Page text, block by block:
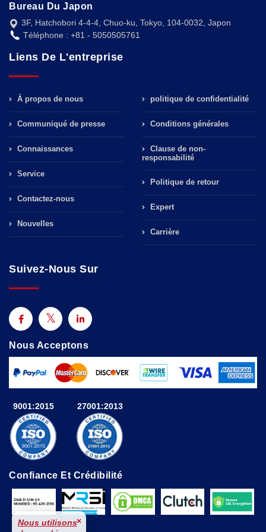
Bureau Du Japon
3F, Hatchobori 4-4-4, Chuo-ku, Tokyo, 104-0032, Japon
Téléphone : +81 - 5050505761
Liens De L'entreprise
À propos de nous
Communiqué de presse
Connaissances
Service
Contactez-nous
Nouvelles
politique de confidentialité
Conditions générales
Clause de non-
responsabilité
Politique de retour
Expert
Carrière
Suivez-Nous Sur
Nous Acceptons
9001:2015 27001:2013
Confiance Et Crédibilité
Nous utilisons×